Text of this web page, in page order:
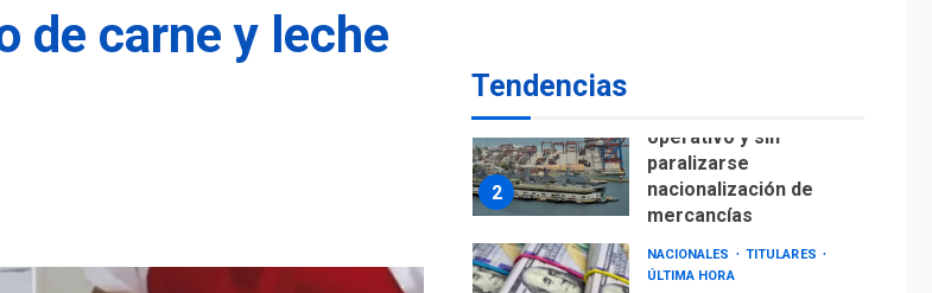
de carne y leche
Tendencias
2
operativo y sin
paralizarse
nacionalización de
mercancías
NACIONALES
TITULARES
ÚLTIMA HORA